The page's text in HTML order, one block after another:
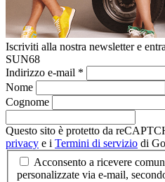
Iscriviti alla nostra newsletter e
SUN68
Indirizzo e-mail *
Nome
Cognome
Questo sito è protetto da
privacy e i Termini di servizio di
Acconsento a ricevere
personalizzate via e-mail,